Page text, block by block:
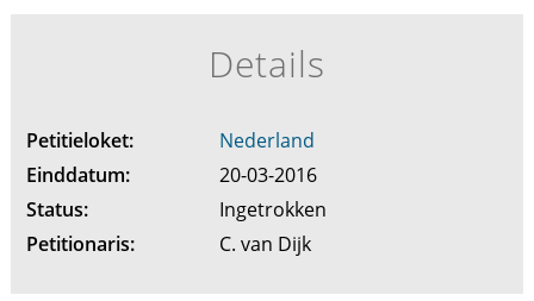
Details
Petitieloket:
Nederland
Einddatum:
20-03-2016
Status:
Ingetrokken
Petitionaris:
C. van Dijk